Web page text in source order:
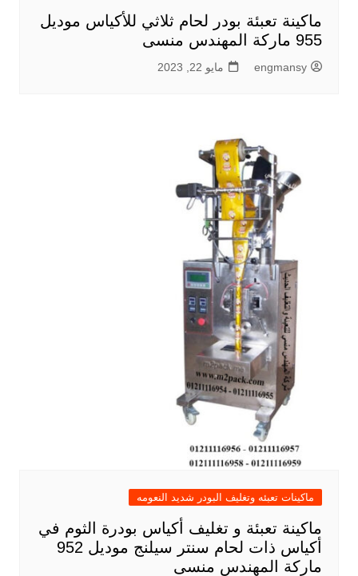
ماكينة تعبئة بودر لحام ثلاثي للأكياس موديل
955 ماركة المهندس منسى
engmansy مايو 22, 2023
ماكينات تعبئه وتغليف البودر شديد النعومه
ماكينة تعبئة و تغليف أكياس بودرة الثوم في
أكياس ذات لحام سنتر سيلنج موديل 952
ماركة المهندس منسى